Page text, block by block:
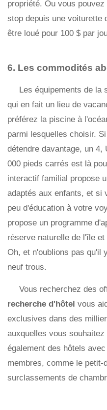
propriété. Ou vous
stop depuis une voiturette
être loué pour 100 $ par
6. Les commodités
Les équipements de la
qui en fait un lieu de
préférez la piscine à
parmi lesquelles choisir.
détendre davantage, un 4,
000 pieds carrés est là
interactif familial propose
adaptés aux enfants, et si
peu d'éducation à votre
propose un programme
réserve naturelle de l'île
Oh, et n'oublions pas qu'il
neuf trous.
Vous recherchez des
recherche d'hôtel vous
exclusives dans des
auxquelles vous
également des hôtels
membres, comme le petit-
surclassements de